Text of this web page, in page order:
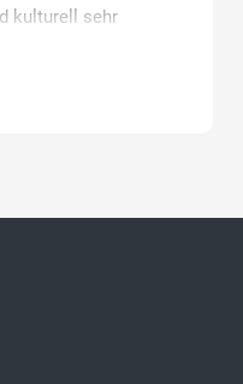
kulturell sehr
unter schwierigen
Kinder beim